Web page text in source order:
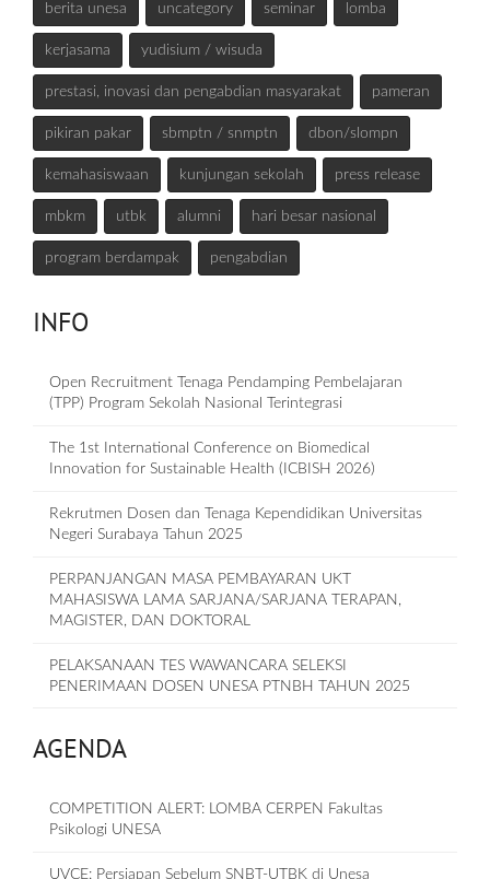
berita unesa uncategory seminar lomba
kerjasama yudisium / wisuda
prestasi, inovasi dan pengabdian masyarakat pameran
pikiran pakar sbmptn / snmptn dbon/slompn
kemahasiswaan kunjungan sekolah press release
mbkm utbk alumni hari besar nasional
program berdampak pengabdian
INFO
Open Recruitment Tenaga Pendamping Pembelajaran
(TPP) Program Sekolah Nasional Terintegrasi
The 1st International Conference on Biomedical
Innovation for Sustainable Health (ICBISH 2026)
Rekrutmen Dosen dan Tenaga Kependidikan Universitas
Negeri Surabaya Tahun 2025
PERPANJANGAN MASA PEMBAYARAN UKT
MAHASISWA LAMA SARJANA/SARJANA TERAPAN,
MAGISTER, DAN DOKTORAL
PELAKSANAAN TES WAWANCARA SELEKSI
PENERIMAAN DOSEN UNESA PTNBH TAHUN 2025
AGENDA
COMPETITION ALERT: LOMBA CERPEN Fakultas
Psikologi UNESA
UVCE: Persiapan Sebelum SNBT-UTBK di Unesa